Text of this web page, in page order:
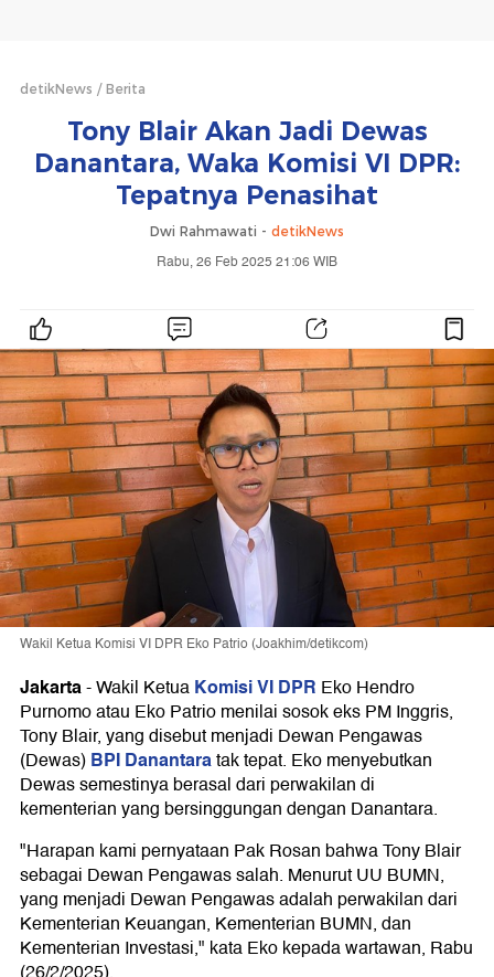
detikNews Berita
Tony Blair Akan Jadi Dewas
Danantara, Waka Komisi VI DPR:
Tepatnya Penasihat
Dwi Rahmawati - detikNews
Rabu, 26 Feb 2025 21:06 WIB
Wakil Ketua Komisi VI DPR Eko Patrio (Joakhim/detikcom)
Jakarta-Wakil KetuaKomisi VI DPR Eko Hendro
Purnomo atau Eko Patrio menilai sosok eks PM Inggris,
Tony Blair, yang disebut menjadi Dewan Pengawas
(Dewas)BPI Danantaratak tepat. Eko menyebutkan
Dewas semestinya berasal dari perwakilan di
kementerian yang bersinggungan dengan Danantara.
"Harapan kami pernyataan Pak Rosan bahwa Tony Blair
sebagai Dewan Pengawas salah. Menurut UU BUMN,
yang menjadi Dewan Pengawas adalah perwakilan dari
Kementerian Keuangan, Kementerian BUMN, dan
Kementerian Investasi," kata Eko kepada wartawan, Rabu